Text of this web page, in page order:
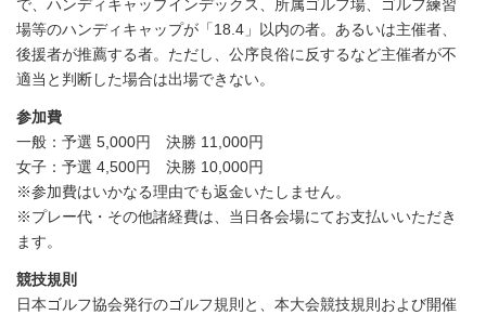
で、ハンディキャップインデックス、所属ゴルフ場、ゴルフ練習
場等のハンディキャップが「18.4」以内の者。あるいは主催者、
後援者が推薦する者。ただし、公序良俗に反するなど主催者が不
適当と判断した場合は出場できない。
参加費
一般：予選 5,000円 決勝 11,000円
女子：予選 4,500円 決勝 10,000円
※参加費はいかなる理由でも返金いたしません。
※プレー代・その他諸経費は、当日各会場にてお支払いいただき
ます。
競技規則
日本ゴルフ協会発行のゴルフ規則と、本大会競技規則および開催